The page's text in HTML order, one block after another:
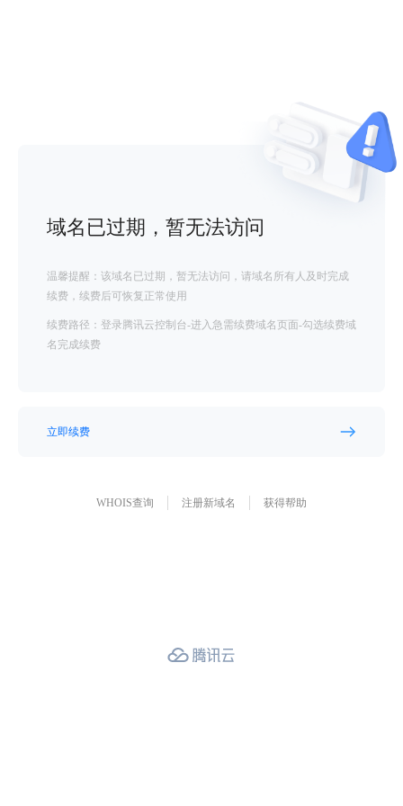
域名已过期，暂无法访问
温馨提醒：该域名已过期，暂无法访问，请域名所有人及时完成
续费，续费后可恢复正常使用
续费路径：登录腾讯云控制台-进入急需续费域名页面-勾选续费域
名完成续费
立即续费
WHOIS查询 注册新域名 获得帮助